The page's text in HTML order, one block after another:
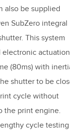
also be supplied
SubZero integral
This system
electronic actuation
(80ms) with
shutter to be
cycle without
the print engine.
cycle testing